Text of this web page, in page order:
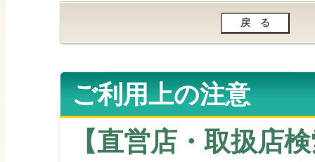
ご利用上の注意
【直営店・取扱店